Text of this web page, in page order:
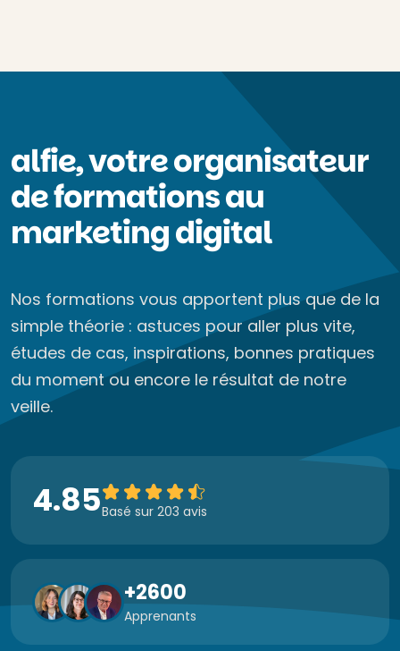
alfie, votre organisateur
de formations au
marketing digital
Nos formations vous apportent plus que de la
simple théorie : astuces pour aller plus vite,
études de cas, inspirations, bonnes pratiques
du moment ou encore le résultat de notre
veille.
4.85Basé sur 203 avis
+2600
Apprenants